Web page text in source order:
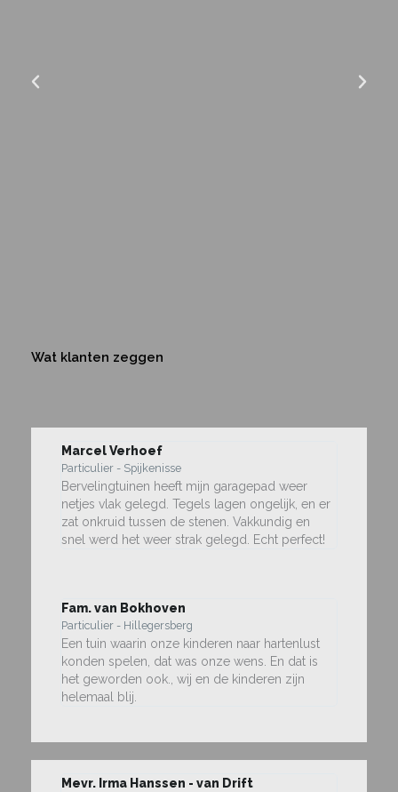
Wat klanten zeggen
Marcel Verhoef
Particulier - Spijkenisse
Bervelingtuinen heeft mijn garagepad weer
netjes vlak gelegd. Tegels lagen ongelijk, en er
zat onkruid tussen de stenen. Vakkundig en
snel werd het weer strak gelegd. Echt perfect!
Fam. van Bokhoven
Particulier - Hillegersberg
Een tuin waarin onze kinderen naar hartenlust
konden spelen, dat was onze wens. En dat is
het geworden ook., wij en de kinderen zijn
helemaal blij.
Mevr. Irma Hanssen - van Drift